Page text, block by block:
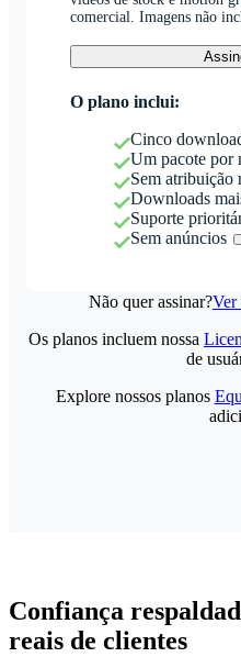
comercial. Imagens não
O plano inclui:
Cinco
Um pacote por
Sem atribuição
Downloads
Suporte
Sem anúncios
Não quer assinar?Ver
Os planos incluem nossa
de
Explore nossos planos
Confiança
reais de clientes